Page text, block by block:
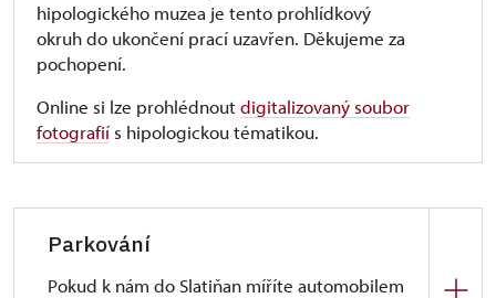
hipologického muzea je tento prohlídkový
okruh do ukončení prací uzavřen. Děkujeme za
pochopení.
Online si lze prohlédnoutdigitalizovaný soubor
fotografií s hipologickou tématikou.
Parkování
Pokud k nám do Slatiňan míříte automobilem